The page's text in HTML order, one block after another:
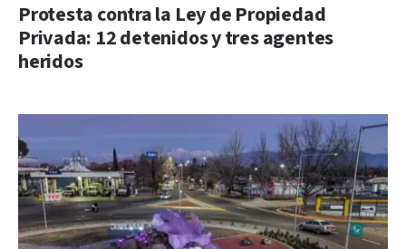
Protesta contra la Ley de Propiedad
Privada: 12 detenidos y tres agentes
heridos